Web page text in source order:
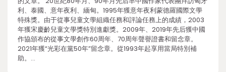
利、泰國、意年夜利、緬甸。1995年獲意年夜利蒙德羅國際文學
特殊獎。由于從事兒童文學組織任務和評論任務上的成績，2003
年獲宋慶齡兒童文學獎特別進獻獎。2009年、2019年先后獲中國
作協頒布的從事文學創作60周年、70周年聲譽證書和留念章。
2021年獲“光彩在黨50年”留念章。從1993年起享用當局特別補
助。…